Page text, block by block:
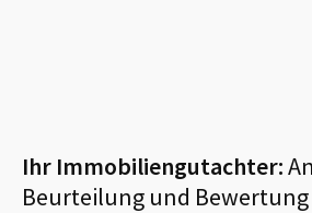
Ihr Immobiliengutachter:
Beurteilung und Bewertung